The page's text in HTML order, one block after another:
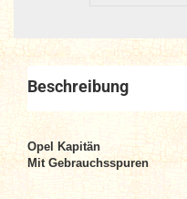
Beschreibung
Opel Kapitän
Mit Gebrauchsspuren